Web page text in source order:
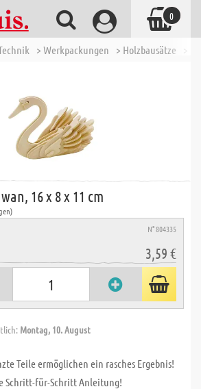
> Werkpackungen > Holzbausätze
16 x 8 x 11 cm
N° 804335
3,59 €
Montag, 10. August
Teile ermöglichen ein rasches Ergebnis!
Schritt-für-Schritt Anleitung!
0